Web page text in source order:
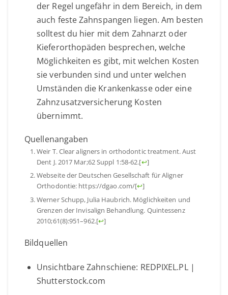
der Regel ungefähr in dem Bereich, in dem
auch feste Zahnspangen liegen. Am besten
solltest du hier mit dem Zahnarzt oder
Kieferorthopäden besprechen, welche
Möglichkeiten es gibt, mit welchen Kosten
sie verbunden sind und unter welchen
Umständen die Krankenkasse oder eine
Zahnzusatzversicherung Kosten
übernimmt.
Quellenangaben
Weir T. Clear aligners in orthodontic treatment. Aust
Dent J. 2017 Mar;62 Suppl 1:58-62.[↩]
Webseite der Deutschen Gesellschaft für Aligner
Orthodontie: https://dgao.com/[↩]
Werner Schupp, Julia Haubrich. Möglichkeiten und
Grenzen der Invisalign Behandlung. Quintessenz
2010;61(8):951–962.[↩]
Bildquellen
Unsichtbare Zahnschiene: REDPIXEL.PL |
Shutterstock.com